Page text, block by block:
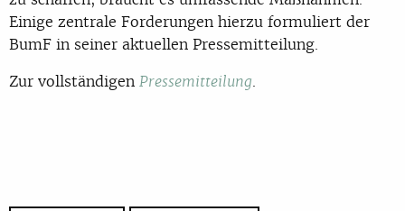
Einige zentrale Forderungen hierzu formuliert der
BumF in seiner aktuellen Pressemitteilung.
Zur vollständigen Pressemitteilung.